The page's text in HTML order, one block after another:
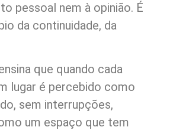
pessoal nem à opinião. É
da continuidade, da
que quando cada
lugar é percebido como
sem interrupções,
um espaço que tem